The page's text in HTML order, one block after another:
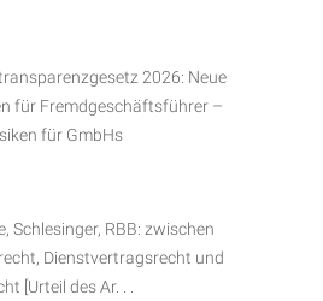
2026: Neue
für Fremdgeschäftsführer –
für GmbHs
Schlesinger, RBB: zwischen
Dienstvertragsrecht und
[Urteil des Ar. . .